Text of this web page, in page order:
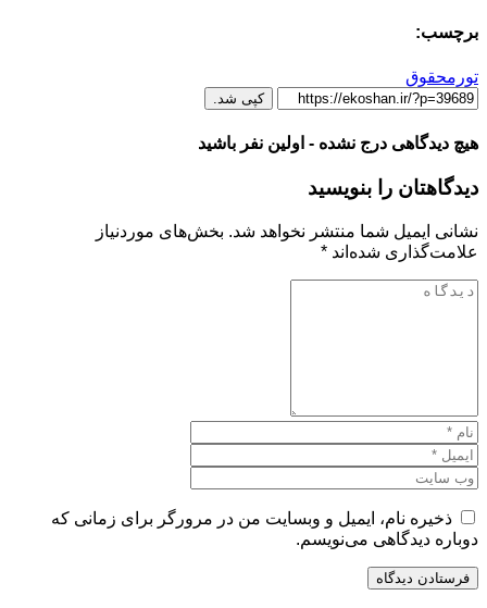
برچسب:
تورمحقوق
کپی شد.
هیچ دیدگاهی درج نشده - اولین نفر باشید
دیدگاهتان را بنویسید
نشانی ایمیل شما منتشر نخواهد شد. بخش‌های موردنیاز
علامت‌گذاری شده‌اند *
ذخیره نام، ایمیل و وبسایت من در مرورگر برای زمانی که
دوباره دیدگاهی می‌نویسم.